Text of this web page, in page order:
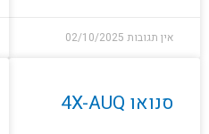
אין תגובות 02/10/2025
סנואו 4X-AUQ